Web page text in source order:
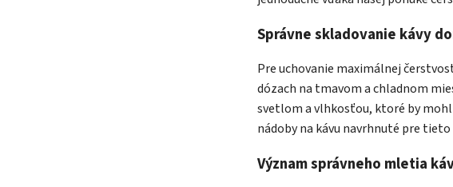
Správne skladovanie kávy
Pre uchovanie maximálnej
dózach na tmavom a chladnom
svetlom a vlhkosťou, ktoré by
nádoby na kávu navrhnuté pre tieto
Význam správneho mletia